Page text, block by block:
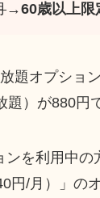
→60歳以上限
題オプショ
）が880円
ンを利用中の
円/月）」の